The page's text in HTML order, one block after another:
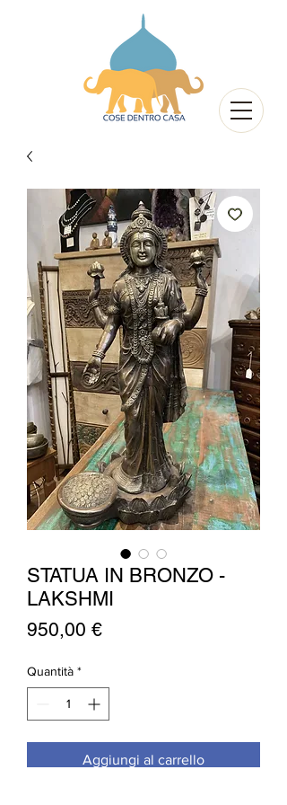
STATUA IN BRONZO -
LAKSHMI
950,00 €Prezzo
Quantità *
Aggiungi al carrello